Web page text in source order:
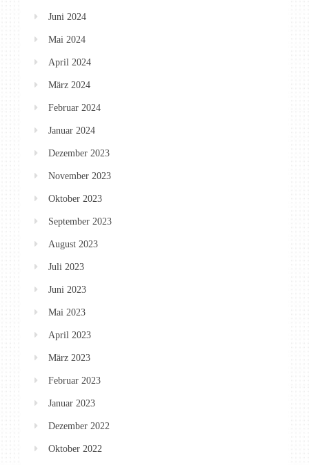
Juni 2024
Mai 2024
April 2024
März 2024
Februar 2024
Januar 2024
Dezember 2023
November 2023
Oktober 2023
September 2023
August 2023
Juli 2023
Juni 2023
Mai 2023
April 2023
März 2023
Februar 2023
Januar 2023
Dezember 2022
Oktober 2022